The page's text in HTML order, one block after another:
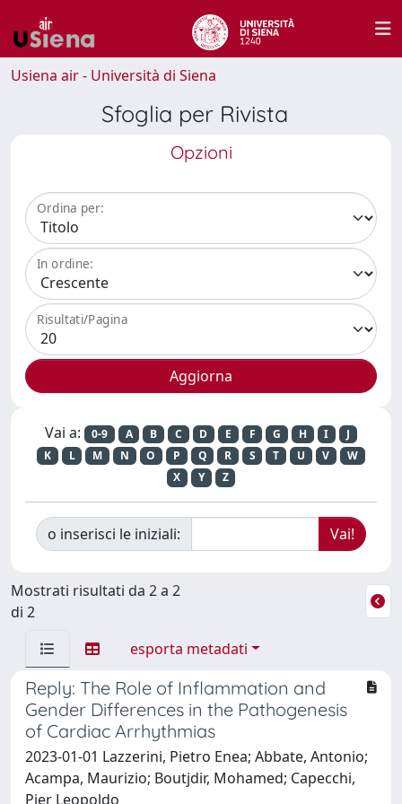
Usiena air - Università di Siena
Sfoglia per Rivista
Opzioni
Ordina per:
In ordine:
Risultati/Pagina
Vai a: 0-9 A B C D E F G H I
J
K
L M N O P Q R S T U V
W
X
Y Z
o inserisci le iniziali:
Mostrati risultati da 2 a 2
di 2
esporta metadati
Reply: The Role of Inflammation and
Gender Differences in the Pathogenesis
of Cardiac Arrhythmias
2023-01-01 Lazzerini, Pietro Enea; Abbate, Antonio;
Acampa, Maurizio; Boutjdir, Mohamed; Capecchi,
Pier Leopoldo